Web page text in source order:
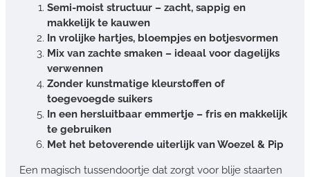
Semi-moist structuur – zacht, sappig en
makkelijk te kauwen
In vrolijke hartjes, bloempjes en botjesvormen
Mix van zachte smaken – ideaal voor dagelijks
verwennen
Zonder kunstmatige kleurstoffen of
toegevoegde suikers
In een hersluitbaar emmertje – fris en makkelijk
te gebruiken
Met het betoverende uiterlijk van Woezel & Pip
Een magisch tussendoortje dat zorgt voor blije staarten